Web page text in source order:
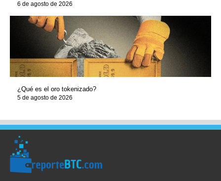
6 de agosto de 2026
¿Qué es el oro tokenizado?
5 de agosto de 2026